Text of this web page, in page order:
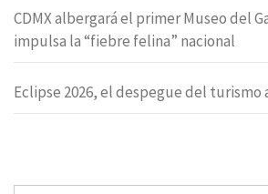
CDMX albergará el primer Museo del
impulsa la “fiebre felina” nacional
Eclipse 2026, el despegue del